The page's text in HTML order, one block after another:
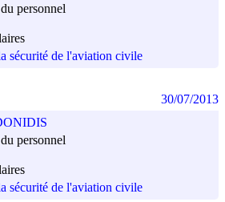
personnel
sécurité de l'aviation civile
personnel
sécurité de l'aviation civile
30/07/2013